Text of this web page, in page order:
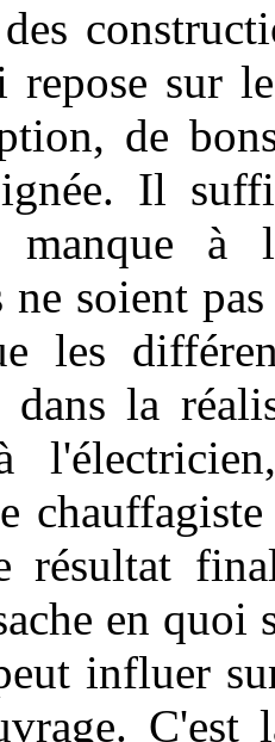
repose sur
de
Il
manque
ne soient
les
dans la
résultat
en quoi
influer
C'est